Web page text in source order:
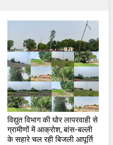
विद्युत विभाग की घोर लापरवाही से
ग्रामीणों में आक्रोश, बांस-बल्ली
के सहारे चल रही बिजली आपूर्ति